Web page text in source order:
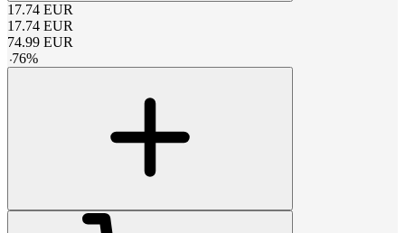
17.74 EUR
17.74 EUR
74.99 EUR
-76%